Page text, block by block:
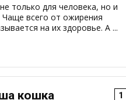
только для человека, но и
всего от ожирения
на их здоровье. А ...
кошка 1